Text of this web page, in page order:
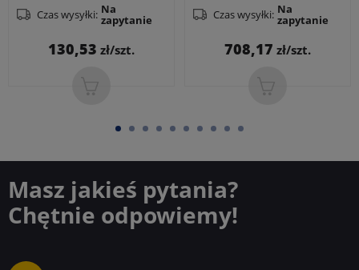
Czas wysyłki: Na
zapytanie
Cena
130,53 zł/szt.
gdzie stycznik gwiazdowy
jest mniejszy...
Czas wysyłki: Na
zapytanie
Cena
708,17 zł/szt.
Masz jakieś pytania?
Chętnie odpowiemy!